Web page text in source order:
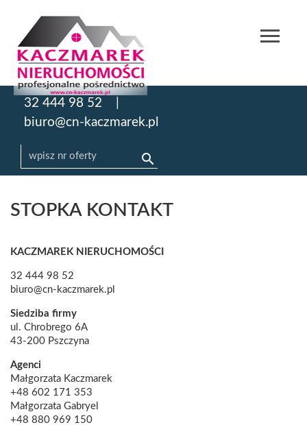
32 444 98 52
biuro@cn-kaczmarek.pl
STOPKA KONTAKT
KACZMAREK NIERUCHOMOŚCI
32 444 98 52
biuro@cn-kaczmarek.pl
Siedziba firmy
ul. Chrobrego 6A
43-200 Pszczyna
Agenci
Małgorzata Kaczmarek
+48 602 171 353
Małgorzata Gabryel
+48 880 969 150